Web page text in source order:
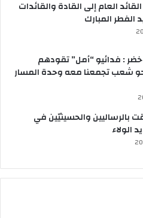
العام إلى القادة والقائدات
الفطر المبارك
: فدائيو “أمل” تقودهم
شعب تجمعنا معه وحدة المسار
بالرساليين والحسينيّين في
الولاء